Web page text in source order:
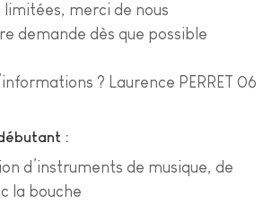
limitées, merci de nous
demande dès que possible
? Laurence PERRET 06
:
d’instruments de musique, de
la bouche